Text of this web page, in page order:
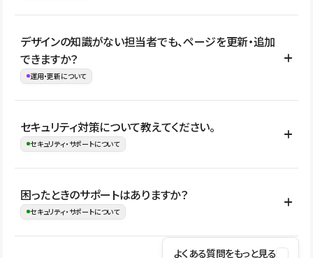
ない段階でも、お問い合わせください。
お問合せはこちら
公開ページ数、バージョン履歴の期間、CMS利用数の上限、権限
管理の有無などがプランごとに異なります。詳しくは料金プランペ
ージをご覧ください。
デザインの知識がない担当者でも、ページを更新・追加
できますか？
運用・更新について
はい。CMSやコンポーネントを活用して更新範囲を設計しておく
ことで、デザインを崩しにくい状態で運用できます。 さらにコン
ながらレイアウトに影響を与えずに更新作業を進めやすくなりま
す。
セキュリティ対策について教えてください。
セキュリティ・サポートについて
Studioでは、公開サイトやサービスを安全に利用できるよう、通信
の暗号化、データ保護、アクセス管理、脆弱性対策など、複数の観
はSSL/TLSによる通信暗号化に対応しており、悪質なスクリプトの
困ったときのサポートはありますか？
セキュリティ・サポートについて
よくある質問をもっと見る